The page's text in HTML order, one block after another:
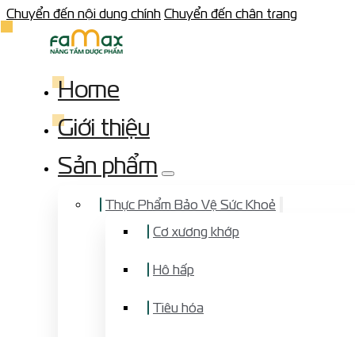
Chuyển đến nội dung chính Chuyển đến chân trang
Home
Giới thiệu
Sản phẩm
Thực Phẩm Bảo Vệ Sức Khoẻ
Cơ xương khớp
Hô hấp
Tiêu hóa